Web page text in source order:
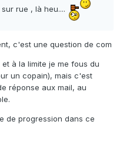
rue , là heu....
c'est une question de com
à la limite je me fous du
un copain), mais c'est
réponse aux mail, au
de progression dans ce